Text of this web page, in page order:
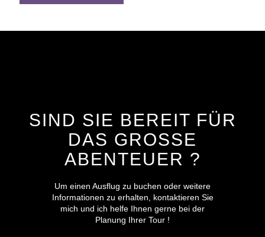
SIND SIE BEREIT FÜR
DAS GROSSE
ABENTEUER ?
Um einen Ausflug zu buchen oder weitere
Informationen zu erhalten, kontaktieren Sie
mich und ich helfe Ihnen gerne bei der
Planung Ihrer Tour !